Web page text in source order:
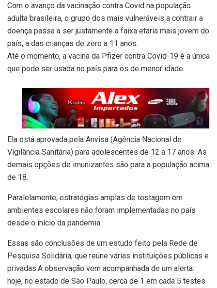
Com o avanço da vacinação contra Covid na população
adulta brasileira, o grupo dos mais vulneráveis a contrair a
doença passa a ser justamente a faixa etária mais jovem do
país, a das crianças de zero a 11 anos.
Até o momento, a vacina da Pfizer contra Covid-19 é a única
que pode ser usada no país para os de menor idade.
Ela está aprovada pela Anvisa (Agência Nacional de
Vigilância Sanitária) para adolescentes de 12 a 17 anos. As
demais opções de imunizantes são para a população acima
de 18.
Paralelamente, estratégias amplas de testagem em
ambientes escolares não foram implementadas no país
desde o início da pandemia.
Essas são conclusões de um estudo feito pela Rede de
Pesquisa Solidária, que reúne várias instituições públicas e
privadas.A observação vem acompanhada de um alerta:
hoje, no estado de São Paulo, cerca de 1 em cada 5 testes